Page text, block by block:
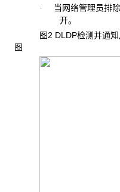
· 当网络管理员排除
开。
图2 DLDP检测并通
图